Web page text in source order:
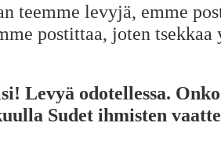
teemme levyjä, emme
postittaa, joten tsekkaa
Levyä odotellessa.
Sudet ihmisten